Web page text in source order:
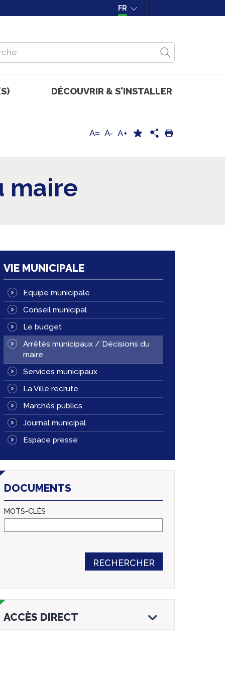
FR
DÉCOUVRIR & S'INSTALLER
A= A- A+
maire
VIE MUNICIPALE
Equipe municipale
Conseil municipal
Le budget
Arrêtés municipaux / Décisions du
maire
Services municipaux
La Ville recrute
Marchés publics
Journal municipal
Espace presse
DOCUMENTS
MOTS-CLÉS
RECHERCHER
ACCÈS DIRECT